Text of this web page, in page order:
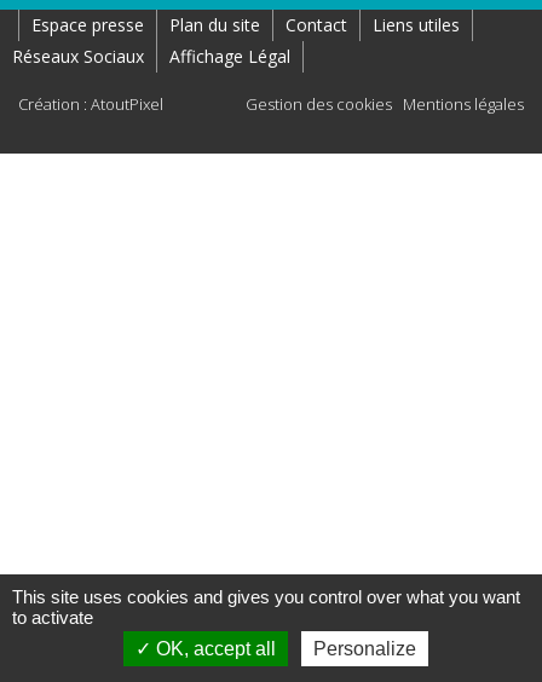
Espace presse Plan du site Contact
Liens utiles
Réseaux Sociaux
Affichage Légal
Création : AtoutPixel Gestion des cookies Mentions légales
This site uses cookies and gives you control over what you want
to activate
OK, accept all
Personalize